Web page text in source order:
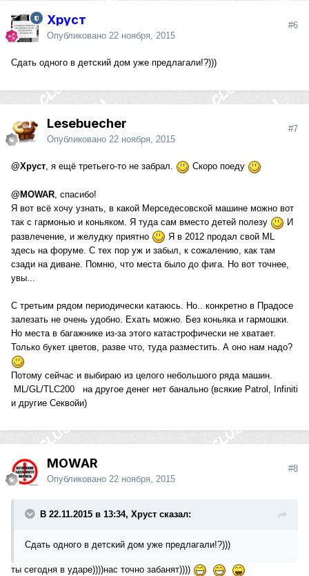
Хруст
Опубликовано 22 ноября, 2015
#6
Сдать одного в детский дом уже предлагали!?)))
Lesebuecher
Опубликовано 22 ноября, 2015
#7
@Хруст, я ещё третьего-то не забрал. Скоро поеду
@MOWAR , спасибо!
Я вот всё хочу узнать, в какой Мерседесовской машине можно вот
так с гармонью и коньяком. Я туда сам вместо детей полезу
И
развлечение, и желудку приятно
Я в 2012 продал свой ML
здесь на форуме. С тех пор уж и забыл, к сожалению, как там
сзади на диване. Помню, что места было до фига. Но вот точнее,
увы...
С третьим рядом периодически катаюсь. Но.. конкретно в Прадосе
залезать не очень удобно. Ехать можно. Без коньяка и гармошки.
Но места в багажнике из-за этого катастрофически не хватает.
Только букет цветов, разве что, туда разместить. А оно нам надо?
Потому сейчас и выбираю из целого небольшого ряда машин.
ML/GL/TLC200 на другое денег нет банально (всякие Patrol, Infiniti
и другие Секвойи)
MOWAR
Опубликовано 22 ноября, 2015
#8
В 22.11.2015 в 13:34, Хруст сказал:
Сдать одного в детский дом уже предлагали!?)))
ты сегодня в ударе))))нас точно забанят))))